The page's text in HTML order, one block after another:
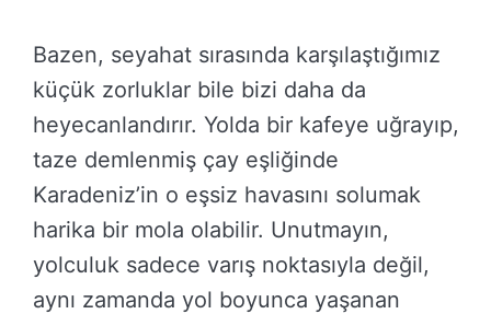
Bazen, seyahat sırasında karşılaştığımız
küçük zorluklar bile bizi daha da
heyecanlandırır. Yolda bir kafeye uğrayıp,
taze demlenmiş çay eşliğinde
Karadeniz’in o eşsiz havasını solumak
harika bir mola olabilir. Unutmayın,
yolculuk sadece varış noktasıyla değil,
aynı zamanda yol boyunca yaşanan